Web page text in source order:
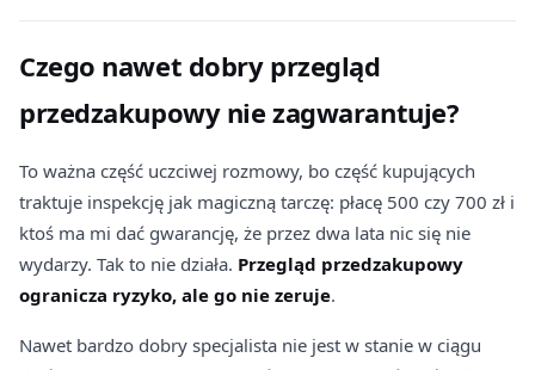
Czego nawet dobry przegląd
przedzakupowy nie zagwarantuje?
To ważna część uczciwej rozmowy, bo część kupujących
traktuje inspekcję jak magiczną tarczę: płacę 500 czy 700 zł i
ktoś ma mi dać gwarancję, że przez dwa lata nic się nie
wydarzy. Tak to nie działa. Przegląd przedzakupowy
ogranicza ryzyko, ale go nie zeruje.
Nawet bardzo dobry specjalista nie jest w stanie w ciągu